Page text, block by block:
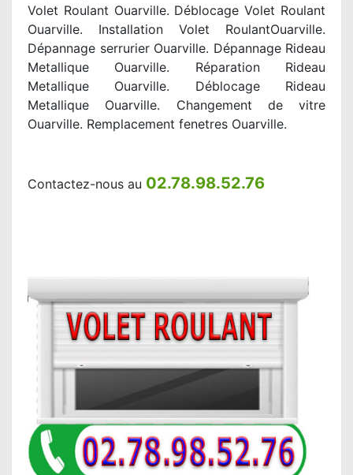
Volet Roulant Ouarville. Déblocage Volet Roulant
Ouarville. Installation Volet RoulantOuarville.
Dépannage serrurier Ouarville. Dépannage Rideau
Metallique Ouarville. Réparation Rideau
Metallique Ouarville. Déblocage Rideau
Metallique Ouarville. Changement de vitre
Ouarville. Remplacement fenetres Ouarville.
Contactez-nous au 02.78.98.52.76